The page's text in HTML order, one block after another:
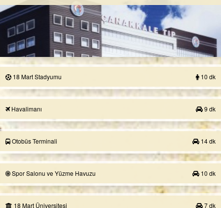
18 Mart Stadyumu 10 dk
Havalimanı 9 dk
Otobüs Terminali 14 dk
Spor Salonu ve Yüzme Havuzu 10 dk
18 Mart Üniversitesi 7 dk